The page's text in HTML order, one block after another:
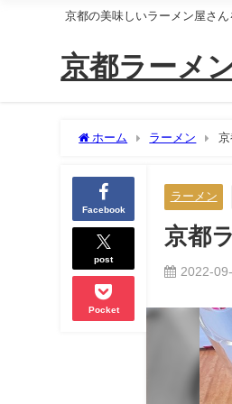
京都の美味しいラーメン屋さん
京都ラーメ
ホーム ラーメン 京
Facebook
post
Pocket
ラーメン
京都
2022-